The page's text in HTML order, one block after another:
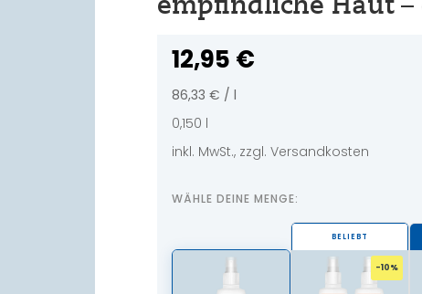
12,95 €
86,33€ /l
0,150 l
inkl. MwSt., zzgl. Versandkosten
WÄHLE DEINE MENGE:
BELIEBT
-10%